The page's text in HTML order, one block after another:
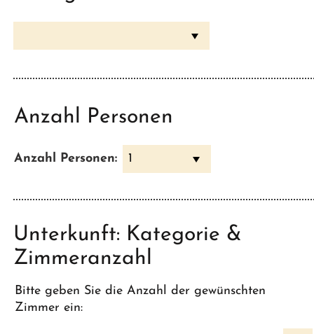
Anzahl Personen
Anzahl Personen: 1
Unterkunft: Kategorie &
Zimmeranzahl
Bitte geben Sie die Anzahl der gewünschten
Zimmer ein: